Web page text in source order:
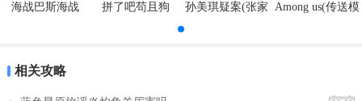
海战巴斯海战 拼了吧苟且狗
孙美琪疑案(张家 Among us(传送模
相关攻略